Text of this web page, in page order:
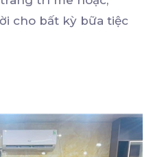
cho bất kỳ bữa tiệc